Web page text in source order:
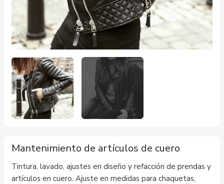
Mantenimiento de artículos de cuero
Tintura, lavado, ajustes en diseño y refacción de prendas y
artículos en cuero. Ajuste en medidas para chaquetas,